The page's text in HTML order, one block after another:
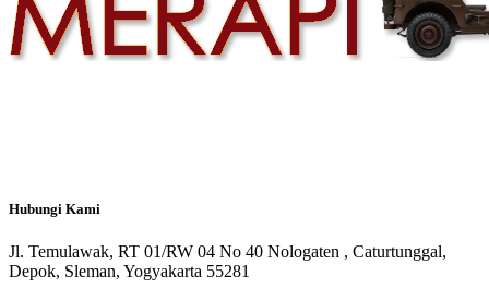
Hubungi Kami
Jl. Temulawak, RT 01/RW 04 No 40 Nologaten , Caturtunggal,
Depok, Sleman, Yogyakarta 55281